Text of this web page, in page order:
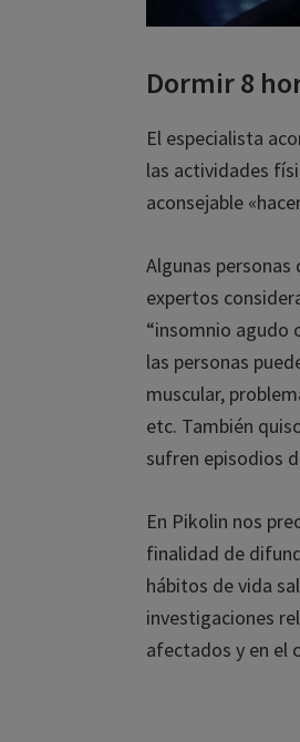
Dormir 8
El especialista
las actividades
aconsejable
Algunas personas
expertos
“insomnio agudo
las personas
muscular,
etc. También
sufren episodios
En Pikolin nos
finalidad de
hábitos de vida
investigaciones
afectados y en el